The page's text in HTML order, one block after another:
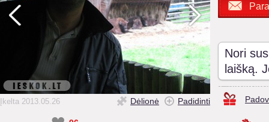
Įkelta 2013.05.26 Dėlionė Padidinti
Nori
laišką.